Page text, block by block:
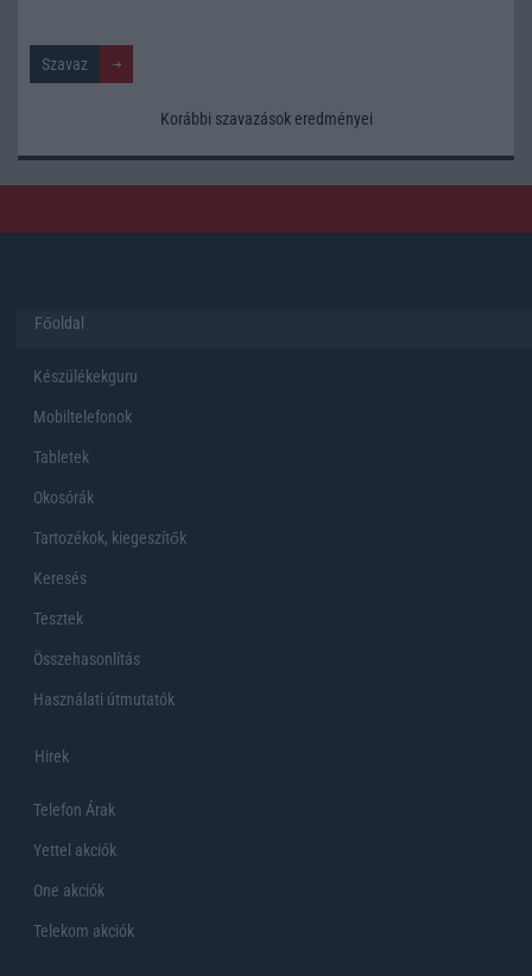
Korábbi szavazások eredményei
Főoldal
Készülékekguru
Mobiltelefonok
Tabletek
Okosórák
Tartozékok, kiegeszítők
Keresés
Tesztek
Összehasonlítás
Használati útmutatók
Hirek
Telefon Árak
Yettel akciók
One akciók
Telekom akciók